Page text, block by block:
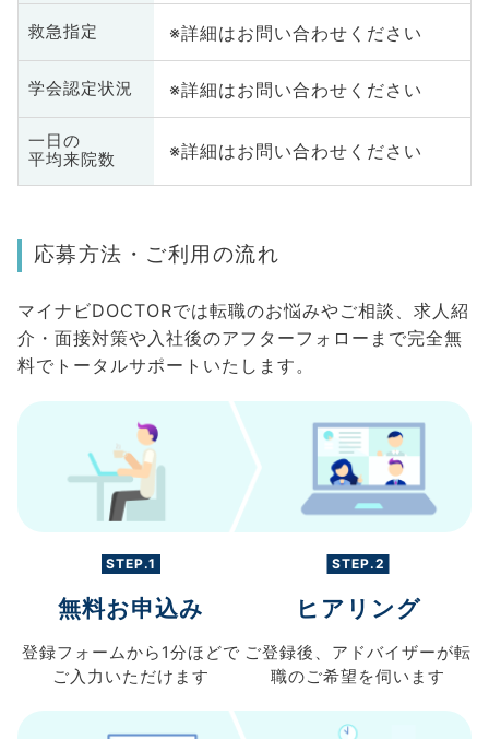
救急指定 ※詳細はお問い合わせください
学会認定状況 ※詳細はお問い合わせください
一日の
平均来院数
※詳細はお問い合わせください
応募方法・ご利用の流れ
マイナビDOCTORでは転職のお悩みやご相談、求人紹
介・面接対策や入社後のアフターフォローまで完全無
料でトータルサポートいたします。
STEP.1
無料お申込み
登録フォームから 1分ほどで
ご入力 いただけます
STEP.2
ヒアリング
ご登録後、 アドバイザーが転
職のご希望を伺います